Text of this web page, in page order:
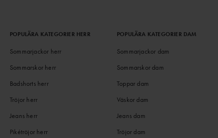
POPULÄRA KATEGORIER HERR
Sommarjackor herr
Sommarskor herr
Badshorts herr
Tröjor herr
Jeans herr
Pikétröjor herr
POPULÄRA KATEGORIER DAM
Sommarjackor dam
Sommarskor dam
Toppar dam
Väskor dam
Jeans dam
Tröjor dam